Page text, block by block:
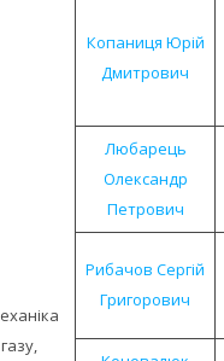
Копаниця Юрій
Дмитрович
Любарець
Олександр
Петрович
Рибачов Сергій
Григорович